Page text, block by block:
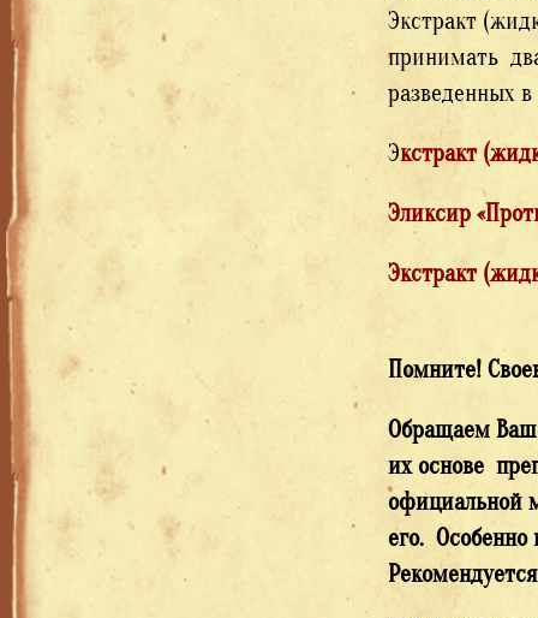
Экстракт
принимать
Экстракт
Эликсир
Экстракт
Помните!
Обращаем
их основе
официальной
его. Особенно